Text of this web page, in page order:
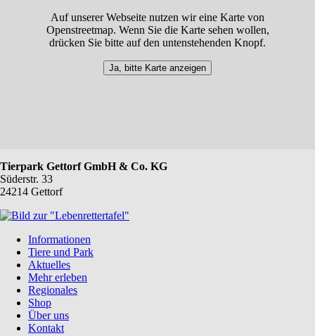
Auf unserer Webseite nutzen wir eine Karte von
Openstreetmap. Wenn Sie die Karte sehen wollen,
drücken Sie bitte auf den untenstehenden Knopf.
Ja, bitte Karte anzeigen
Tierpark Gettorf GmbH & Co. KG
Süderstr. 33
24214 Gettorf
Navigation
überspringen
Informationen
Tiere und Park
Aktuelles
Mehr erleben
Regionales
Shop
Über uns
Kontakt